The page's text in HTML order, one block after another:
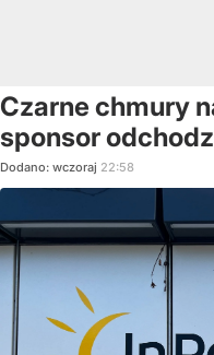
Czarne chmury
sponsor
Dodano: wczoraj 22:58